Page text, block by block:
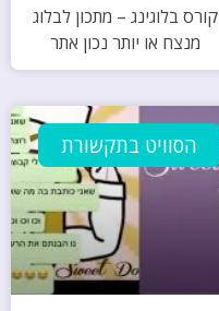
קורס בלוגינג – מתכון לבלוג
מנצח או יותר נכון אתר
הסוויט בתקשורת